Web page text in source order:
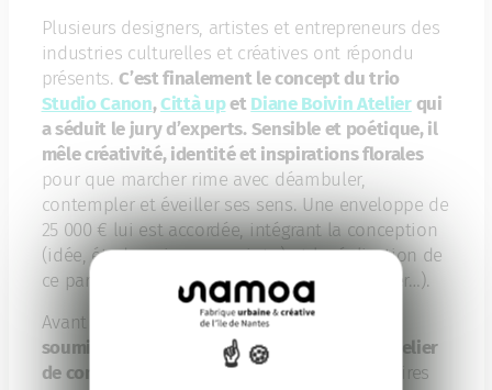
Plusieurs designers, artistes et entrepreneurs des
industries culturelles et créatives ont répondu
présents.C’est finalement le concept du trio
Studio Canon,Città upet Diane Boivin Atelierqui
a séduit le jury d’experts. Sensible et poétique, il
mêle créativité, identité et inspirations florales
pour que marcher rime avec déambuler,
contempler et éveiller ses sens. Une enveloppe de
25 000 € lui est accordée, intégrant la conception
(idée, étude, mises au point…) et la réalisation de
ce parcours (fabrication, installation, chantier…).
Avant de voir le jour,leur proposition sera
soumise à l’avis des citoyen∙ne∙s lors d’un atelier
de concertation en janvier 2025
. Les volontaires